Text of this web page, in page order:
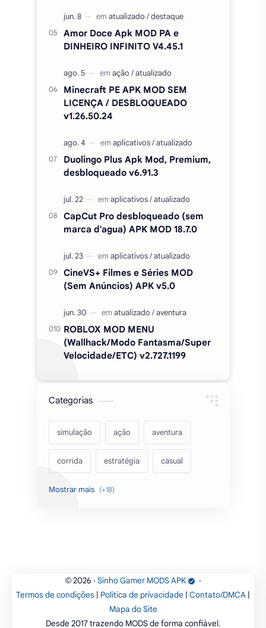
Amor Doce Apk MOD PA e
DINHEIRO INFINITO V4.45.1
Minecraft PE APK MOD SEM
LICENÇA / DESBLOQUEADO
v1.26.50.24
Duolingo Plus Apk Mod, Premium,
desbloqueado v6.91.3
CapCut Pro desbloqueado (sem
marca d'agua) APK MOD 18.7.0
CineVS+ Filmes e Séries MOD
(Sem Anúncios) APK v5.0
ROBLOX MOD MENU
(Wallhack/Modo Fantasma/Super
Velocidade/ETC) v2.727.1199
Categorias
simulação ação aventura
corrida estratégia casual
acarde esportes
luta educação
desenho
© 2026 ‧ Sinho Gamer MODS APK
‧
Termos de condições | Política de privacidade | Contato/DMCA |
Mapa do Site
Desde 2017 trazendo MODS de forma confiável.